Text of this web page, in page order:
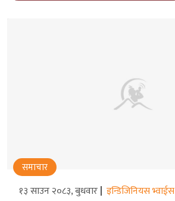
समाचार
१३ साउन २०८३, बुधवार इन्डिजिनियस भ्वाईस